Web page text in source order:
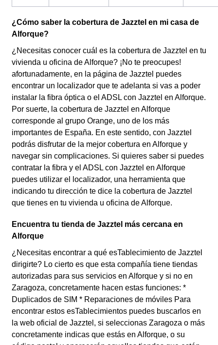
¿Cómo saber la cobertura de Jazztel en mi casa de
Alforque?
¿Necesitas conocer cuál es la cobertura de Jazztel en tu
vivienda u oficina de Alforque? ¡No te preocupes!
afortunadamente, en la página de Jazztel puedes
encontrar un localizador que te adelanta si vas a poder
instalar la fibra óptica o el ADSL con Jazztel en Alforque.
Por suerte, la cobertura de Jazztel en Alforque
corresponde al grupo Orange, uno de los más
importantes de España. En este sentido, con Jazztel
podrás disfrutar de la mejor cobertura en Alforque y
navegar sin complicaciones. Si quieres saber si puedes
contratar la fibra y el ADSL con Jazztel en Alforque
puedes utilizar el localizador, una herramienta que
indicando tu dirección te dice la cobertura de Jazztel
que tienes en tu vivienda u oficina de Alforque.
Encuentra tu tienda de Jazztel más cercana en
Alforque
¿Necesitas encontrar a qué esTablecimiento de Jazztel
dirigirte? Lo cierto es que esta compañía tiene tiendas
autorizadas para sus servicios en Alforque y si no en
Zaragoza, concretamente hacen estas funciones: *
Duplicados de SIM * Reparaciones de móviles Para
encontrar estos esTablecimientos puedes buscarlos en
la web oficial de Jazztel, si seleccionas Zaragoza o más
concretamente indicas que estás en Alforque, o su